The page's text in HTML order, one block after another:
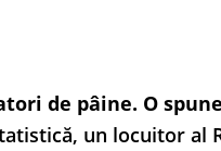
de pâine. O
un locuitor al